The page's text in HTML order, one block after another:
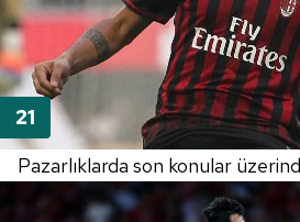
Pazarlıklarda son konular